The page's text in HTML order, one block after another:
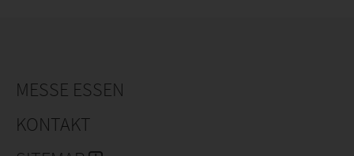
MESSE ESSEN
KONTAKT